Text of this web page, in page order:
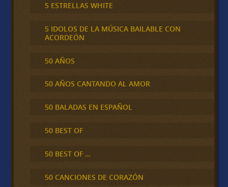
5 ESTRELLAS WHITE
5 IDOLOS DE LA MÚSICA BAILABLE CON
ACORDEÓN
50 AÑOS
50 AÑOS CANTANDO AL AMOR
50 BALADAS EN ESPAÑOL
50 BEST OF
50 BEST OF …
50 CANCIONES DE CORAZÓN